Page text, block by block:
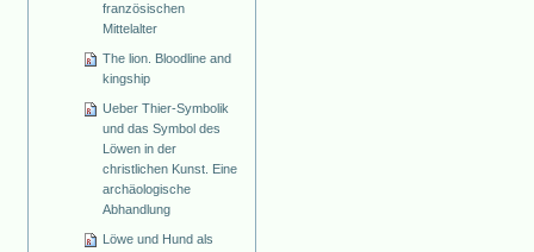
französischen
Mittelalter
The lion. Bloodline and
kingship
Ueber Thier-Symbolik
und das Symbol des
Löwen in der
christlichen Kunst. Eine
archäologische
Abhandlung
Löwe und Hund als